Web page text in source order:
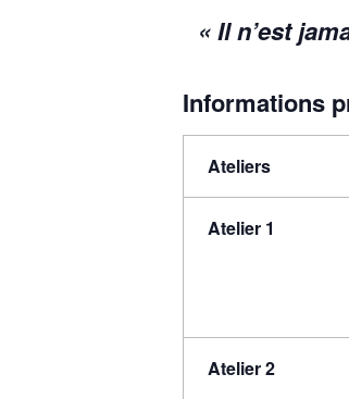
« Il n’est
Informations
Ateliers
Atelier 1
Atelier 2